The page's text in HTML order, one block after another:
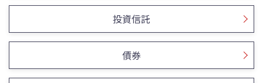
投資信託
債券